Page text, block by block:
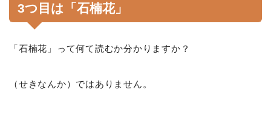
3つ目は「石楠花」
「石楠花」って何て読むか分かりますか？
（せきなんか）ではありません。